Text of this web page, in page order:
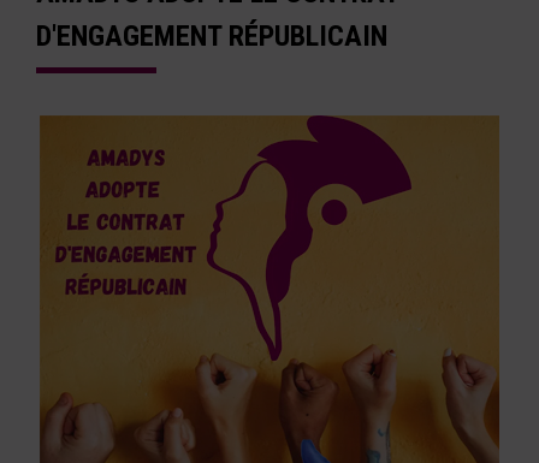
D'ENGAGEMENT RÉPUBLICAIN